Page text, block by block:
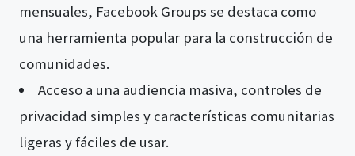
mensuales, Facebook Groups se destaca como
una herramienta popular para la construcción de
comunidades.
Acceso a una audiencia masiva, controles de
privacidad simples y características comunitarias
ligeras y fáciles de usar.